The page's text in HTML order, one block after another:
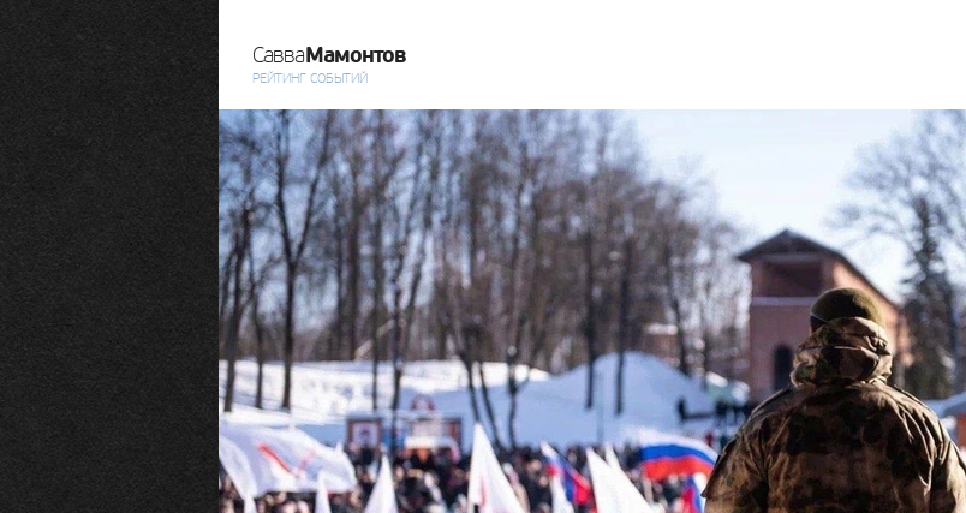
СавваМамонтов
РЕЙТИНГ СОБЫТИЙ